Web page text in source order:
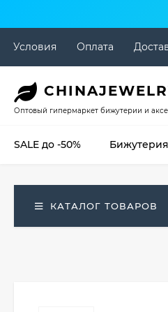
Условия Оплата
CHINA
Оптовый гипермаркет бижутерии и
SALE до -50%
КАТАЛОГ ТОВАРОВ